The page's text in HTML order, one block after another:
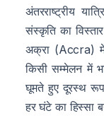
अंतरराष्ट्रीय
संस्कृति का
अक्रा (Accra) में
किसी सम्मेलन में
घूमते हुए दूरस्थ
हर घंटे का हिस्सा